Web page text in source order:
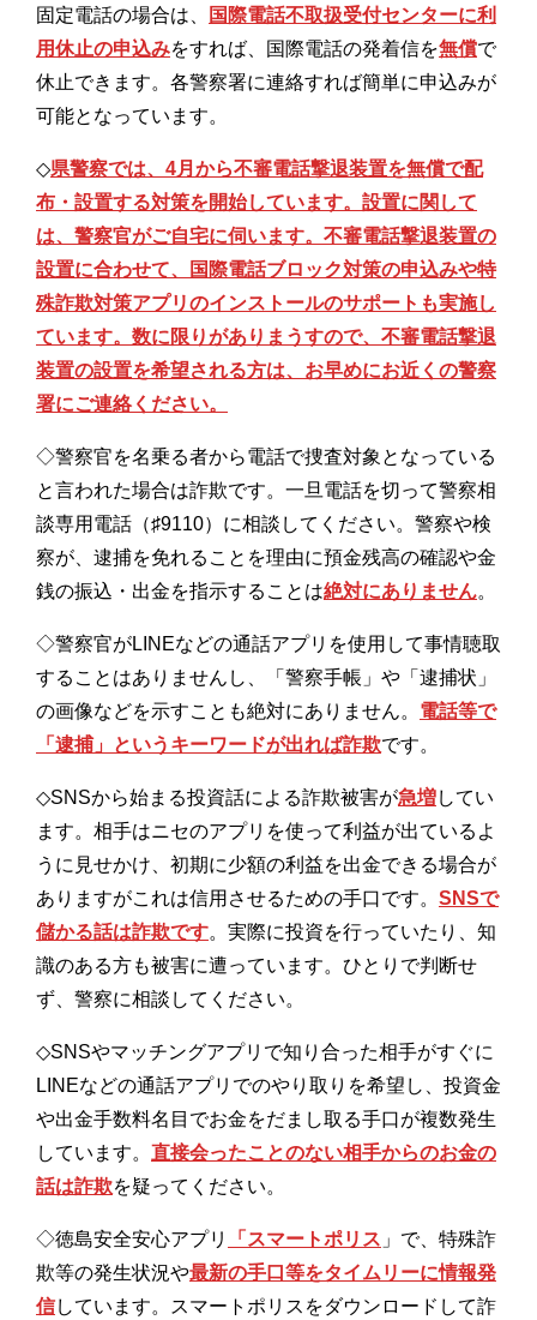
固定電話の場合は、
国際電話不取扱受付センターに利
用休止の申込みをすれば、国際電話の発着信を無償で
休止できます。各警察署に連絡すれば簡単に申込みが
可能となっています。
◇県警察では、4月から不審電話撃退装置を無償で配
布・設置する対策を開始しています。設置に関して
は、警察官がご自宅に伺います。不審電話撃退装置の
設置に合わせて、国際電話ブロック対策の申込みや特
殊詐欺対策アプリのインストールのサポートも実施し
ています。数に限りがありまうすので、不審電話撃退
装置の設置を希望される方は、お早めにお近くの警察
署にご連絡ください。
◇警察官を名乗る者から電話で捜査対象となっている
と言われた場合は詐欺です。一旦電話を切って警察相
談専用電話（♯9110）に相談してください。警察や検
察が、逮捕を免れることを理由に預金残高の確認や金
銭の振込・出金を指示することは絶対にありません。
◇警察官がLINEなどの通話アプリを使用して事情聴取
することはありませんし、「警察手帳」や「逮捕状」
の画像などを示すことも絶対にありません。 電話等で
「逮捕」というキーワードが出れば詐欺です。
◇SNSから始まる投資話による詐欺被害が急増してい
ます。相手はニセのアプリを使って利益が出ているよ
うに見せかけ、初期に少額の利益を出金できる場合が
ありますがこれは信用させるための手口です。 SNSで
儲かる話は詐欺です。実際に投資を行っていたり、知
識のある方も被害に遭っています。ひとりで判断せ
ず、警察に相談してください。
◇SNSやマッチングアプリで知り合った相手がすぐに
LINEなどの通話アプリでのやり取りを希望し、投資金
や出金手数料名目でお金をだまし取る手口が複数発生
しています。 直接会ったことのない相手からのお金の
話は詐欺を疑ってください。
◇徳島安全安心アプリ 「スマートポリス 」で、特殊詐
欺等の発生状況や最新の手口等をタイムリーに情報発
信しています。スマートポリスをダウンロードして詐